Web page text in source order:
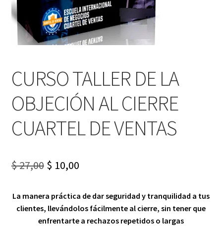
CURSO TALLER DE LA
OBJECIÓN AL CIERRE
CUARTEL DE VENTAS
$27,00 Original
was:
$ 27,00.
$ 10,00Current
is:
$ 10,00.
La manera práctica de dar seguridad y tranquilidad a tus
clientes, llevándolos fácilmente al cierre, sin tener que
enfrentarte a rechazos repetidos o largas